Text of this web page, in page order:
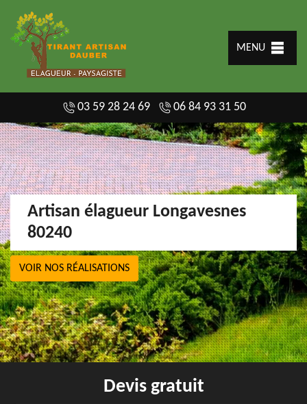
MENU
03 59 28 24 69 06 84 93 31 50
Artisan élagueur Longavesnes
80240
VOIR NOS RÉALISATIONS
Devis gratuit